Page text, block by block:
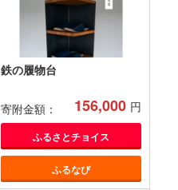
鉄の履物台
寄附金額： 156,000 円
ふるさとチョイス
ふるなび